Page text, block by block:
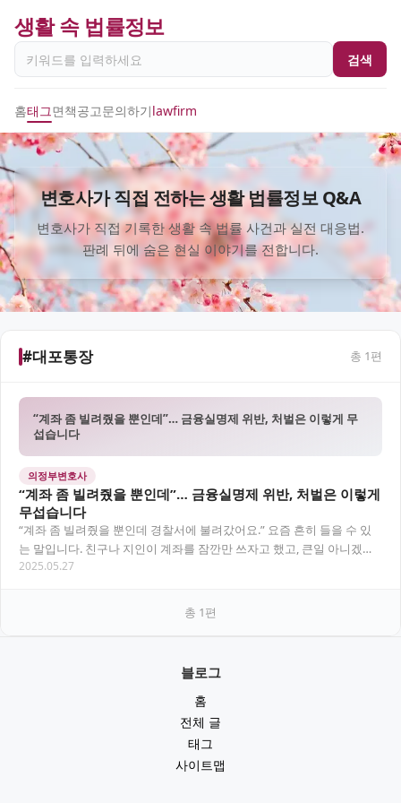
생활 속 법률정보
검색
홈태그면책공고문의하기lawfirm
변호사가 직접 전하는 생활 법률정보 Q&A
변호사가 직접 기록한 생활 속 법률 사건과 실전 대응법.
판례 뒤에 숨은 현실 이야기를 전합니다.
#대포통장 총 1편
“계좌 좀 빌려줬을 뿐인데”… 금융실명제 위반, 처벌은 이렇게 무
섭습니다
의정부변호사
“계좌 좀 빌려줬을 뿐인데”… 금융실명제 위반, 처벌은 이렇게
무섭습니다
“계좌 좀 빌려줬을 뿐인데 경찰서에 불려갔어요.” 요즘 흔히 들을 수 있
는 말입니다. 친구나 지인이 계좌를 잠깐만 쓰자고 했고, 큰일 아니겠거
니 빌려줬지만 그 대가는 결코 가볍지…
2025.05.27
총 1편
블로그
홈
전체 글
태그
사이트맵